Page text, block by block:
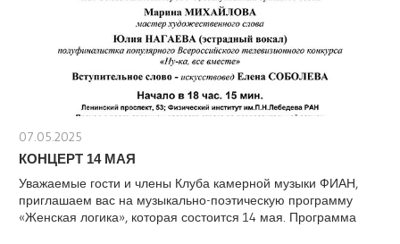
07.05.2025
КОНЦЕРТ 14 МАЯ
Уважаемые гости и члены Клуба камерной музыки ФИАН,
приглашаем вас на музыкально-поэтическую программу
«Женская логика», которая состоится 14 мая. Программа